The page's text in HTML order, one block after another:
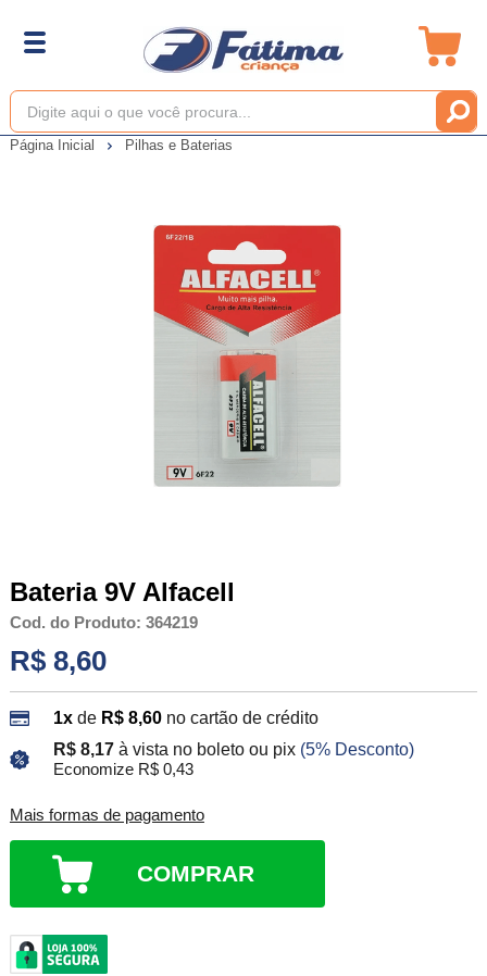
Página Inicial Pilhas e Baterias
Bateria 9V Alfacell
Cod. do Produto: 364219
R$ 8,60
1xde R$ 8,60 no cartão de crédito
R$ 8,17 à vista no boleto ou pix (5% Desconto)
Economize R$ 0,43
Mais formas de pagamento
COMPRAR